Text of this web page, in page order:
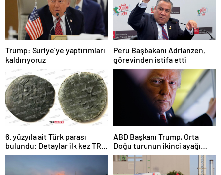
Trump: Suriye’ye yaptırımları
kaldırıyoruz
Peru Başbakanı Adrianzen,
görevinden istifa etti
6. yüzyıla ait Türk parası
bulundu: Detaylar ilk kez TRT
Haber’de
ABD Başkanı Trump, Orta
Doğu turunun ikinci ayağı
Katar’da